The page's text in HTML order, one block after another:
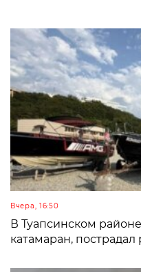
Вчера, 16:50
В Туапсинском
катамаран, пострадал